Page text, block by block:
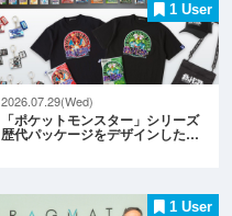
1 User
2026.07.29(Wed)
「ポケットモンスター」シリーズ
歴代パッケージをデザインした…
1 User